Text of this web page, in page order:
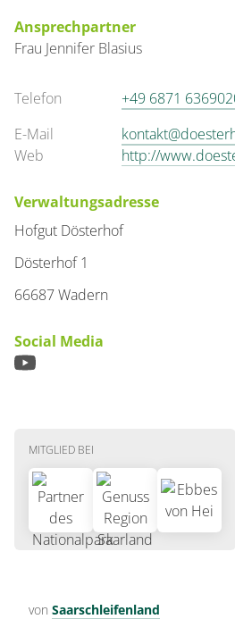
Ansprechpartner
Frau Jennifer Blasius
Telefon
+49 6871
E-Mail
Web
http://
Verwaltungsadresse
Hofgut Dösterhof
Dösterhof 1
66687 Wadern
Social Media
MITGLIED BEI
von Saarschleifenland